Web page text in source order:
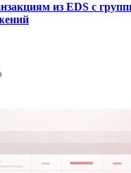
из EDS с